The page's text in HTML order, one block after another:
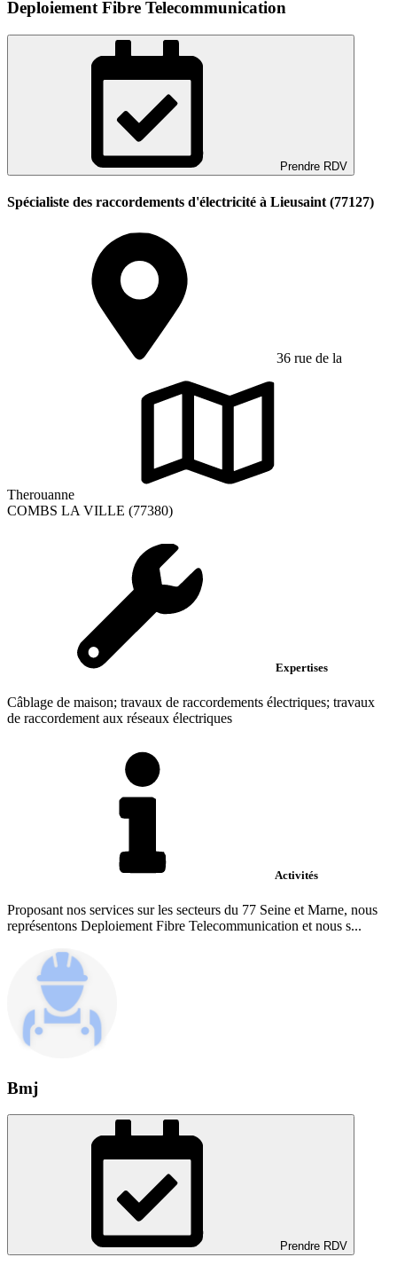
Deploiement Fibre Telecommunication
Prendre RDV
Spécialiste des raccordements d'électricité à Lieusaint (77127)
36 rue de la
Therouanne
COMBS LA VILLE (77380)
Expertises
Câblage de maison; travaux de raccordements électriques; travaux
de raccordement aux réseaux électriques
Activités
Proposant nos services sur les secteurs du 77 Seine et Marne, nous
représentons Deploiement Fibre Telecommunication et nous s...
Bmj
Prendre RDV